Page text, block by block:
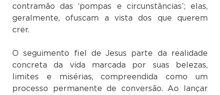
contramão das ‘pompas e circunstâncias’; elas,
geralmente, ofuscam a vista dos que querem
crer.
O seguimento fiel de Jesus parte da realidade
concreta da vida marcada por suas belezas,
limites e misérias, compreendida como um
processo permanente de conversão. Ao lançar